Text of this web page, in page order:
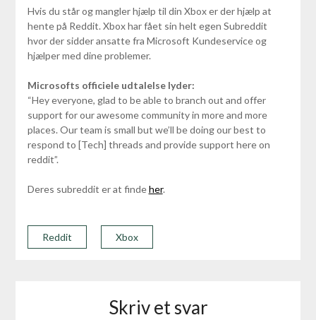
Hvis du står og mangler hjælp til din Xbox er der hjælp at
hente på Reddit. Xbox har fået sin helt egen Subreddit
hvor der sidder ansatte fra Microsoft Kundeservice og
hjælper med dine problemer.
Microsofts officiele udtalelse lyder:
“Hey everyone, glad to be able to branch out and offer
support for our awesome community in more and more
places. Our team is small but we’ll be doing our best to
respond to [Tech] threads and provide support here on
reddit”.
Deres subreddit er at findeher.
Reddit Xbox
Skriv et svar